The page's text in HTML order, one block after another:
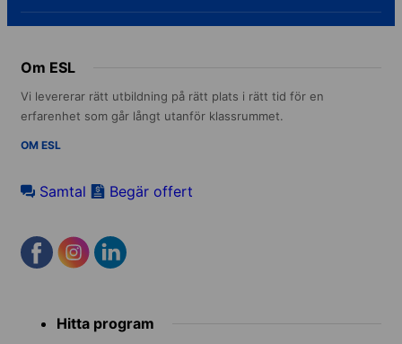
Om ESL
Vi levererar rätt utbildning på rätt plats i rätt tid för en
erfarenhet som går långt utanför klassrummet.
OM ESL
Samtal Begär offert
menu Hitta program